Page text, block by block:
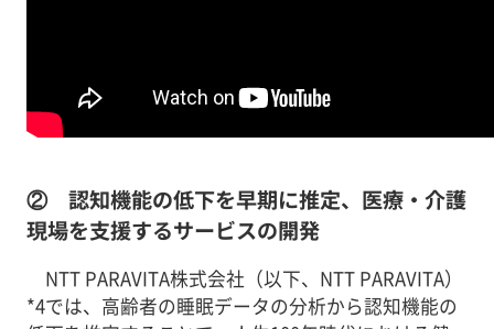
② 認知機能の低下を早期に推定、医療・介護
現場を支援するサービスの開発
NTT PARAVITA株式会社（以下、NTT PARAVITA）
*4では、高齢者の睡眠データの分析から認知機能の